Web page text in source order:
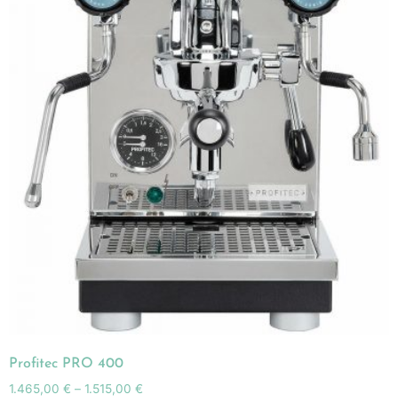
Profitec PRO 400
1.465,00 € – 1.515,00 €